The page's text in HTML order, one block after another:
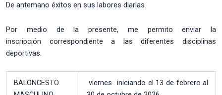
De antemano éxitos en sus labores diarias.
Por medio de la presente, me permito enviar la
inscripción correspondiente a las diferentes disciplinas
deportivas.
BALONCESTO
viernes iniciando el 13 de febrero al